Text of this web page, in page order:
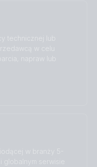
technicznej lub
w celu
napraw lub
w branży 5-
globalnym serwisie